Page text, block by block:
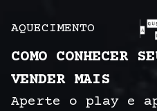
AQUECIMENTO
COMO CONHECER
VENDER MAIS
Aperte o play e